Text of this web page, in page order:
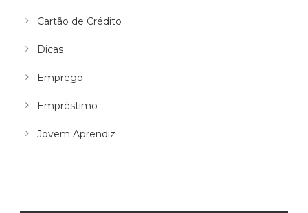
Cartão de Crédito
Dicas
Emprego
Empréstimo
Jovem Aprendiz